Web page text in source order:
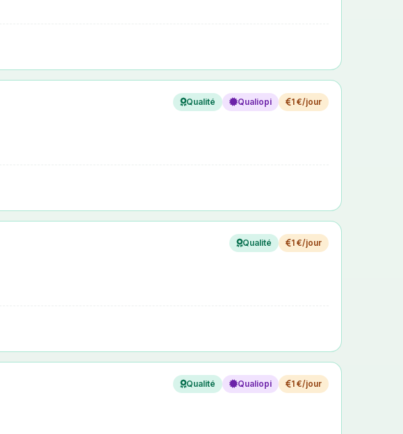
Qualité Qualiopi 1 €/jour
Qualité 1 €/jour
Qualité Qualiopi 1 €/jour